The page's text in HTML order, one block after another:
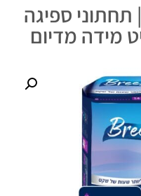
Breeze Over Night | תחתוני ספיגה